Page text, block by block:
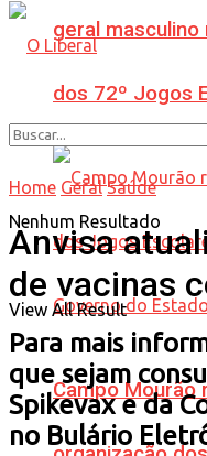
geral
dos 72º Jogos
Campo Mourão
Nenhum Resultado
View All Result
Home Geral Saúde
Anvisa
de vacinas
Para mais
que sejam
Spikevax e da
no Bulário